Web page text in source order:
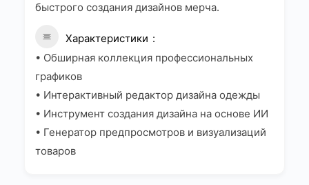
быстрого создания дизайнов мерча.
Характеристики
• Обширная коллекция профессиональных
графиков
• Интерактивный редактор дизайна одежды
• Инструмент создания дизайна на основе ИИ
• Генератор предпросмотров и визуализаций
товаров